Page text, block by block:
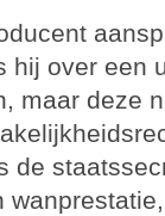
hij over een
maar deze
de